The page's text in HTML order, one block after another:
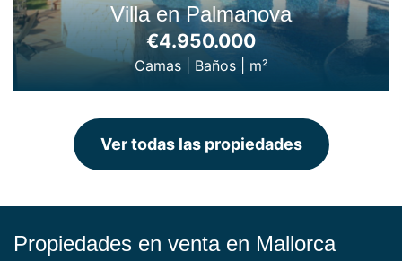
Villa en Palmanova
€4.950.000
Camas| Baños| m²
Ver todas las propiedades
Propiedades en venta en Mallorca